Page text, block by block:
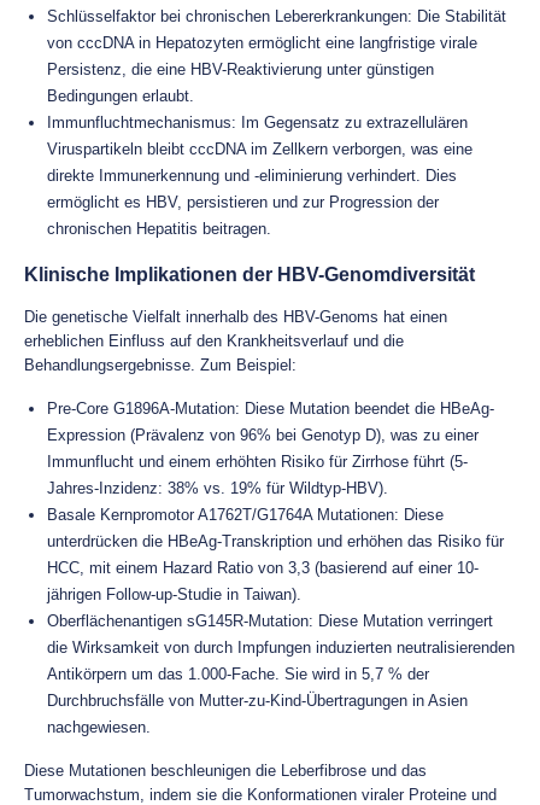
Schlüsselfaktor bei chronischen Lebererkrankungen: Die Stabilität
von cccDNA in Hepatozyten ermöglicht eine langfristige virale
Persistenz, die eine HBV-Reaktivierung unter günstigen
Bedingungen erlaubt.
Immunfluchtmechanismus: Im Gegensatz zu extrazellulären
Viruspartikeln bleibt cccDNA im Zellkern verborgen, was eine
direkte Immunerkennung und -eliminierung verhindert. Dies
ermöglicht es HBV, persistieren und zur Progression der
chronischen Hepatitis beitragen.
Klinische Implikationen der HBV-Genomdiversität
Die genetische Vielfalt innerhalb des HBV-Genoms hat einen
erheblichen Einfluss auf den Krankheitsverlauf und die
Behandlungsergebnisse. Zum Beispiel:
Pre-Core G1896A-Mutation: Diese Mutation beendet die HBeAg-
Expression (Prävalenz von 96% bei Genotyp D), was zu einer
Immunflucht und einem erhöhten Risiko für Zirrhose führt (5-
Jahres-Inzidenz: 38% vs. 19% für Wildtyp-HBV).
Basale Kernpromotor A1762T/G1764A Mutationen: Diese
unterdrücken die HBeAg-Transkription und erhöhen das Risiko für
HCC, mit einem Hazard Ratio von 3,3 (basierend auf einer 10-
jährigen Follow-up-Studie in Taiwan).
Oberflächenantigen sG145R-Mutation: Diese Mutation verringert
die Wirksamkeit von durch Impfungen induzierten neutralisierenden
Antikörpern um das 1.000-Fache. Sie wird in 5,7 % der
Durchbruchsfälle von Mutter-zu-Kind-Übertragungen in Asien
nachgewiesen.
Diese Mutationen beschleunigen die Leberfibrose und das
Tumorwachstum, indem sie die Konformationen viraler Proteine und